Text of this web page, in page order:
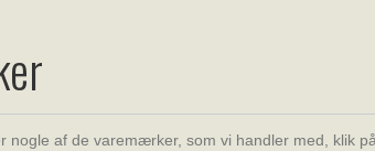
nogle af de varemærker, som vi handler med, klik